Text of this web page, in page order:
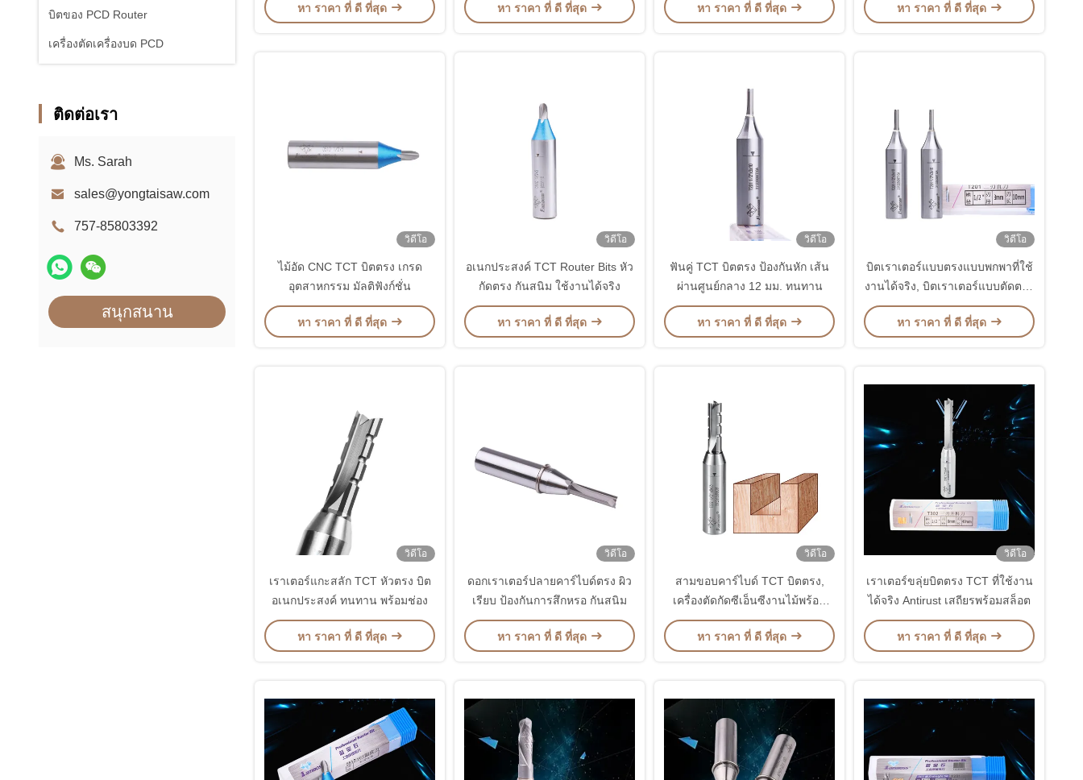
บิตของ PCD Router
เครื่องตัดเครื่องบด PCD
ติดต่อเรา
Ms. Sarah
sales@yongtaisaw.com
757-85803392
สนุกสนาน
หา ราคา ที่ ดี ที่สุด
หา ราคา ที่ ดี ที่สุด
หา ราคา ที่ ดี ที่สุด
หา ราคา ที่ ดี ที่สุด
วิดีโอ
ไม้อัด CNC TCT บิตตรง เกรด
อุตสาหกรรม มัลติฟังก์ชั่น
หา ราคา ที่ ดี ที่สุด
วิดีโอ
อเนกประสงค์ TCT Router Bits หัว
กัดตรง กันสนิม ใช้งานได้จริง
หา ราคา ที่ ดี ที่สุด
วิดีโอ
ฟันคู่ TCT บิตตรง ป้องกันหัก เส้น
ผ่านศูนย์กลาง 12 มม. ทนทาน
หา ราคา ที่ ดี ที่สุด
วิดีโอ
บิตเราเตอร์แบบตรงแบบพกพาที่ใช้
งานได้จริง, บิตเราเตอร์แบบตัดตรง
ป้องกันการขัดถู
หา ราคา ที่ ดี ที่สุด
วิดีโอ
เราเตอร์แกะสลัก TCT หัวตรง บิต
อเนกประสงค์ ทนทาน พร้อมช่อง
หา ราคา ที่ ดี ที่สุด
วิดีโอ
ดอกเราเตอร์ปลายคาร์ไบด์ตรง ผิว
เรียบ ป้องกันการสึกหรอ กันสนิม
หา ราคา ที่ ดี ที่สุด
วิดีโอ
สามขอบคาร์ไบด์ TCT บิตตรง,
เครื่องตัดกัดซีเอ็นซีงานไม้พร้อม
ช่อง
หา ราคา ที่ ดี ที่สุด
วิดีโอ
เราเตอร์ขลุ่ยบิตตรง TCT ที่ใช้งาน
ได้จริง Antirust เสถียรพร้อมสล็อต
หา ราคา ที่ ดี ที่สุด